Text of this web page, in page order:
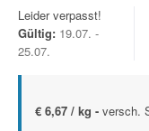
Leider verpasst!
Gültig: 19.07. -
25.07.
€ 6,67 / kg - versch.